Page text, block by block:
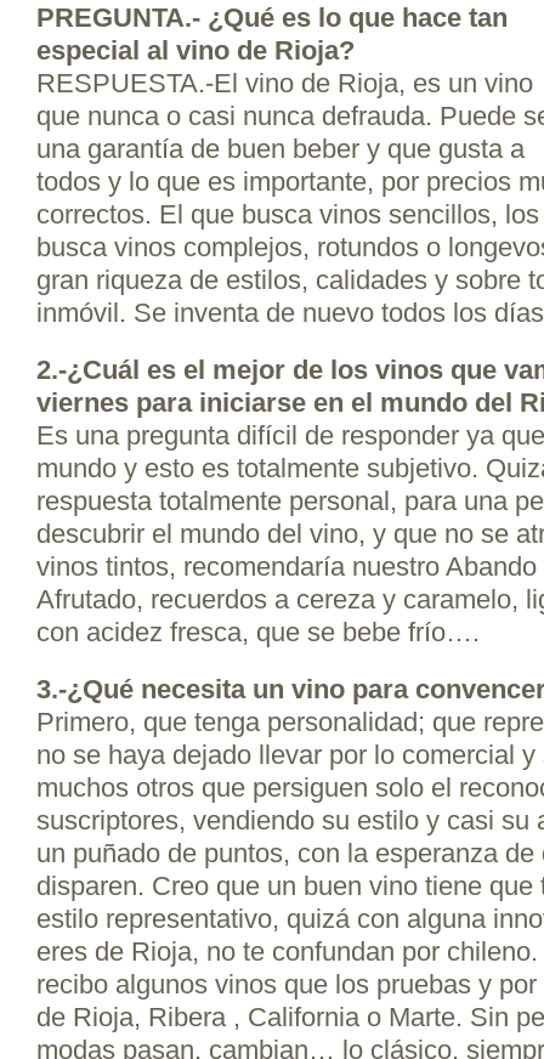
PREGUNTA.- ¿Qué es lo que hace tan
especial al vino de Rioja?
RESPUESTA.-El vino de Rioja, es un vino
que nunca o casi nunca defrauda. Puede
una garantía de buen beber y que gusta a
todos y lo que es importante, por precios
correctos. El que busca vinos sencillos,
busca vinos complejos, rotundos o
gran riqueza de estilos, calidades y sobre
inmóvil. Se inventa de nuevo todos los
2.-¿Cuál es el mejor de los vinos que
viernes para iniciarse en el mundo del
Es una pregunta difícil de responder ya
mundo y esto es totalmente subjetivo.
respuesta totalmente personal, para una
descubrir el mundo del vino, y que no se
vinos tintos, recomendaría nuestro
Afrutado, recuerdos a cereza y caramelo,
con acidez fresca, que se bebe frío….
3.-¿Qué necesita un vino para
Primero, que tenga personalidad; que
no se haya dejado llevar por lo comercial
muchos otros que persiguen solo el
suscriptores, vendiendo su estilo y casi su
un puñado de puntos, con la esperanza
disparen. Creo que un buen vino tiene
estilo representativo, quizá con alguna
eres de Rioja, no te confundan por
recibo algunos vinos que los pruebas y
de Rioja, Ribera , California o Marte. Sin
modas pasan, cambian… lo clásico,